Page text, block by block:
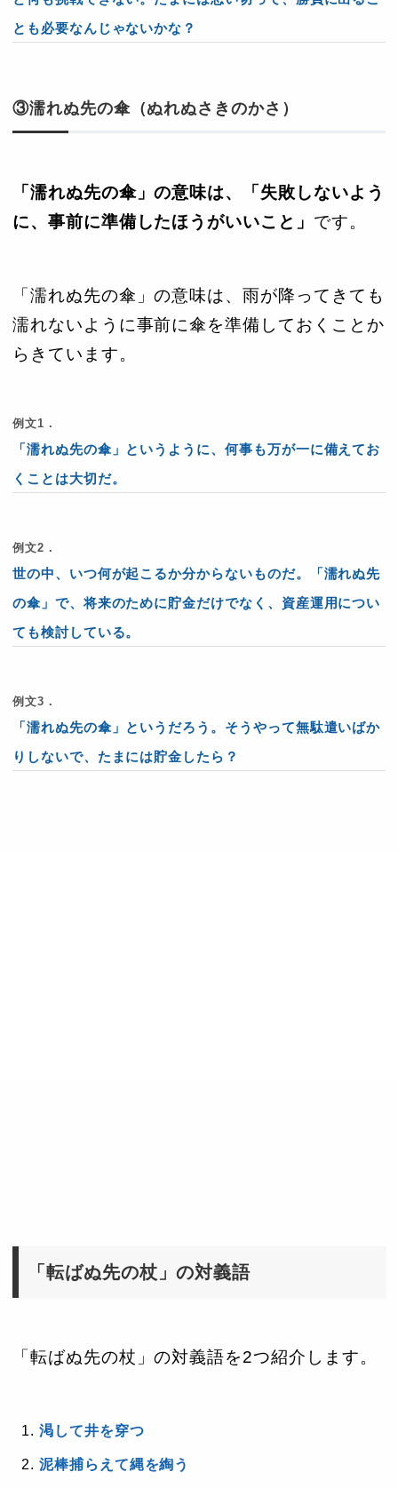
とも必要なんじゃないかな？
③濡れぬ先の傘（ぬれぬさきのかさ）
「濡れぬ先の傘」の意味は、「失敗しないよう
に、事前に準備したほうがいいこと」 です。
「濡れぬ先の傘」の意味は、雨が降ってきても
濡れないように事前に傘を準備しておくことか
らきています。
例文1．
「濡れぬ先の傘」というように、何事も万が一に備えてお
くことは大切だ。
例文2．
世の中、いつ何が起こるか分からないものだ。「濡れぬ先
の傘」で、将来のために貯金だけでなく、資産運用につい
ても検討している。
例文3．
「濡れぬ先の傘」というだろう。そうやって無駄遣いばか
りしないで、たまには貯金したら？
「転ばぬ先の杖」の対義語
「転ばぬ先の杖」の対義語を2つ紹介します。
渇して井を穿つ
泥棒捕らえて縄を綯う